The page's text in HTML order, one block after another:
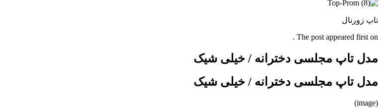
تاپ زورنال
The post appeared first on .
مدل تاپ مجلسی دخترانه / خیلی شیک
مدل تاپ مجلسی دخترانه / خیلی شیک
(image)